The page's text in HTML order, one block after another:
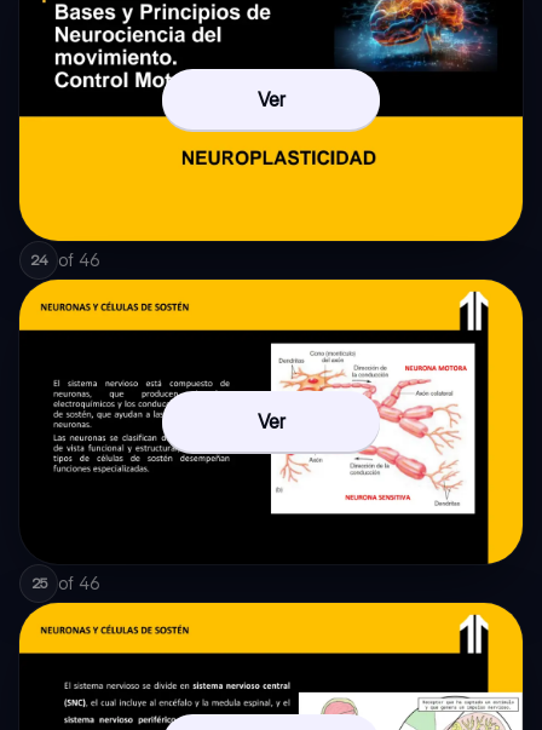
Ver
24 of 46
Ver
25 of 46